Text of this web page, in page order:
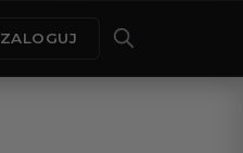
ZALOGUJ